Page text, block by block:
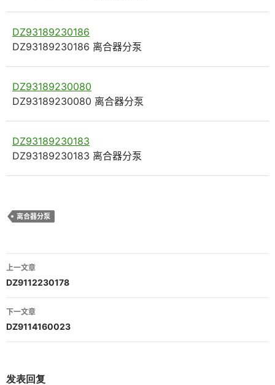
DZ93189230186
DZ93189230186 离合器分泵
DZ93189230080
DZ93189230080 离合器分泵
DZ93189230183
DZ93189230183 离合器分泵
离合器分泵
文
章
导
航
上一文章
DZ9112230178
下一文章
DZ9114160023
发表回复